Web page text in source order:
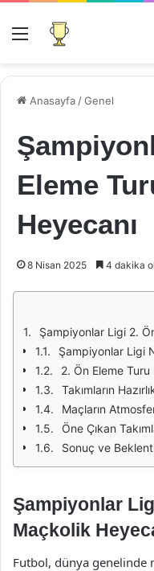
Menü
Anasayfa /Genel
Eleme
Heyecanı
8 Nisan 2025 4 dakika
Şampiyonlar Ligi 2.
Şampiyonlar Ligi
2. Ön Eleme
Takımların
Maçların
Öne Çıkan
Sonuç ve
Şampiyonlar
Maçkolik
Futbol, dünya genelinde